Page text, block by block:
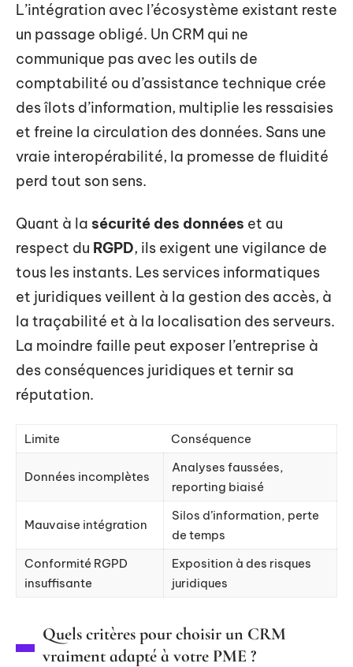
L’intégration avec l’écosystème existant reste
un passage obligé. Un CRM qui ne
communique pas avec les outils de
comptabilité ou d’assistance technique crée
des îlots d’information, multiplie les ressaisies
et freine la circulation des données. Sans une
vraie interopérabilité, la promesse de fluidité
perd tout son sens.
Quant à la sécurité des données et au
respect du RGPD, ils exigent une vigilance de
tous les instants. Les services informatiques
et juridiques veillent à la gestion des accès, à
la traçabilité et à la localisation des serveurs.
La moindre faille peut exposer l’entreprise à
des conséquences juridiques et ternir sa
réputation.
Limite Conséquence
Données incomplètes
Analyses faussées,
reporting biaisé
Mauvaise intégration
Silos d’information, perte
de temps
Conformité RGPD
insuffisante
Exposition à des risques
juridiques
Quels critères pour choisir un CRM
vraiment adapté à votre PME ?